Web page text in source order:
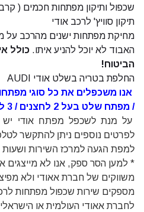
שכפול ותיקון מפתחות חכמים (
תיקון סוויץ' לרכב אודי
מחיקת מפתחות ישנים מהרכב
האבוד לא יוכל להניע איתו. כולל
הביטוח!
החלפת בטריה בשלט אודי AUDI
אנו משכפלים את כל סוגי
/ מפתח שלט בעל 2 לחצנים / 3 לחצנים ומעלה !!!
על מנת לשכפל מפתח אודי יש
לפרטים נוספים ניתן להתקשר
למפת הגעה למרכז השירות ושעות
* למען הסר ספק, אנו לא מייצגים
משווקים של חברת אאודי ולא
מספקים שירות שכפול מפתחות
לחברת אאודי העולמית או